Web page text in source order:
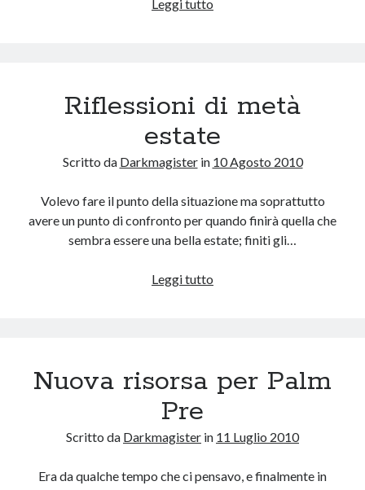
Leggi tutto
Riflessioni di metà
estate
Scritto da Darkmagisterin 10 Agosto 2010
Volevo fare il punto della situazione ma soprattutto
avere un punto di confronto per quando finirà quella che
sembra essere una bella estate; finiti gli…
Leggi tutto
Nuova risorsa per Palm
Pre
Scritto da Darkmagister in 11 Luglio 2010
Era da qualche tempo che ci pensavo, e finalmente in